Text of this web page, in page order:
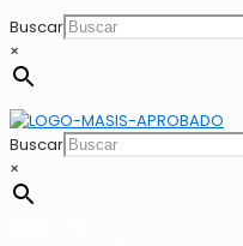
Buscar
×
Buscar
×